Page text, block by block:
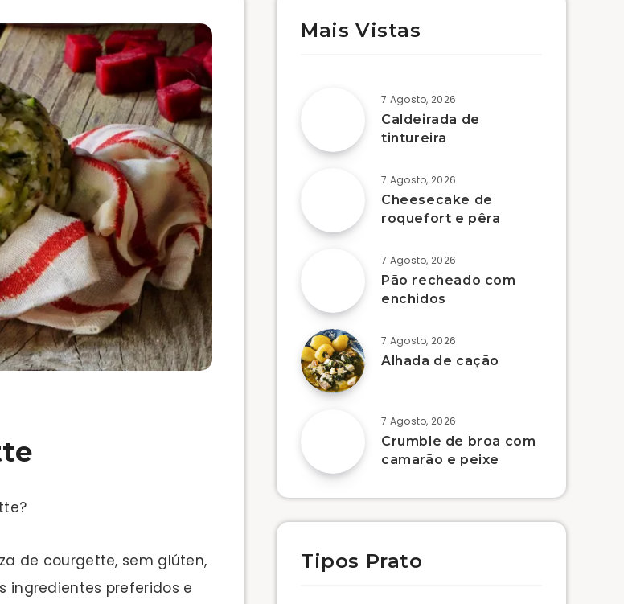
de courgette, sem glúten,
ingredientes preferidos e
Mais Vistas
7 Agosto, 2026
Caldeirada de
tintureira
7 Agosto, 2026
Cheesecake de
roquefort e pêra
7 Agosto, 2026
Pão recheado com
enchidos
7 Agosto, 2026
Alhada de cação
7 Agosto, 2026
Crumble de broa com
camarão e peixe
Tipos Prato